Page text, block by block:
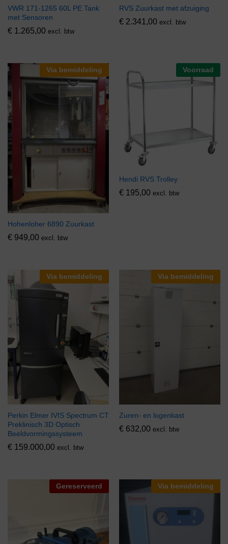
VWR 171-1265 60L PE Tank
met Sensoren
€ 1.265,00 excl. btw
RVS Zuurkast met afzuiging
€ 2.341,00 excl. btw
Via bemiddeling
Hohenloher 6890 Zuurkast
€ 949,00 excl. btw
Voorraad
Hendi RVS Trolley
€ 195,00 excl. btw
Via bemiddeling
Perkin Elmer IVIS Spectrum CT
Preklinisch 3D Optisch
Beeldvormingssysteem
€ 159.000,00 excl. btw
Via bemiddeling
Zuren- en logenkast
€ 632,00 excl. btw
Gereserveerd Via bemiddeling